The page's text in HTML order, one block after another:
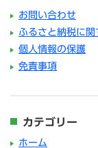
お問い合わせ
ふるさと納税に
個人情報の保護
免責事項
カテゴリー
ホーム